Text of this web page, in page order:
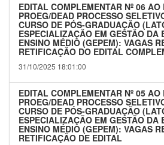
EDITAL COMPLEMENTAR Nº 06
PROEG/DEAD PROCESSO
CURSO DE PÓS-GRADUAÇÃO
ESPECIALIZAÇÃO EM GESTÃO DA
ENSINO MÉDIO (GEPEM): VAGAS
RETIFICAÇÃO DO EDITAL
31/10/2025 18:01:00
EDITAL COMPLEMENTAR Nº 05
PROEG/DEAD PROCESSO
CURSO DE PÓS-GRADUAÇÃO
ESPECIALIZAÇÃO EM GESTÃO DA
ENSINO MÉDIO (GEPEM): VAGAS
RETIFICAÇÃO DE EDITAL